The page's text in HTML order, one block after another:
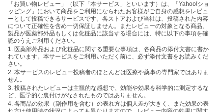
「お買い物レビュー」（以下「本サービス」といいます）は、「Yahoo!ショ
ッピング」において商品をご利用になられたお客様がご自身の感想をレビュ
ーとして投稿できるサービスです。各ストアおよび当社は、投稿された内容
について正確性を含め一切保証しません。またレビューの対象となる商品、
製品が医薬部外品もしくは化粧品に該当する場合には、特に以下の事項を確
認のうえご利用ください。
1. 医薬部外品および化粧品に関する重要な事項は、各商品の添付文書に書か
れています。本サービスをご利用いただく前に、必ず添付文書をお読みくだ
さい。
2. 本サービスのレビュー投稿者のほとんどは医療や薬事の専門家ではありま
せん。
3. 投稿されたレビューは主観的な感想で、効能や効果を科学的に測定するな
ど、医学的な裏付けがなされたものではありません。
4. 各商品の効果（副作用を含む）の表れ方は個人差が大きく、また効果の表